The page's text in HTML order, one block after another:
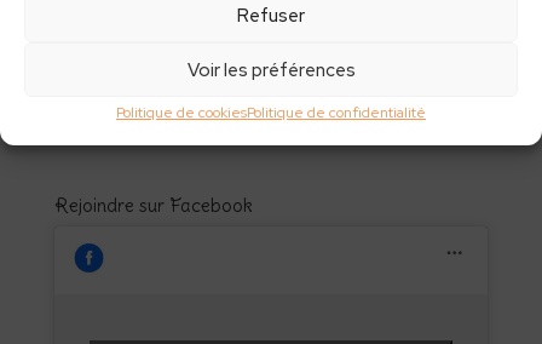
Refuser
Voir les préférences
Politique de cookiesPolitique de confidentialité
à vous envoyer des e-mails. Vous pouvez vous
Abonnez-vous
Rejoindre sur Facebook